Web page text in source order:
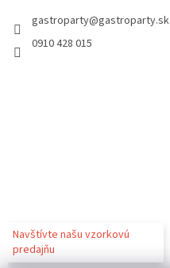
gastroparty@gastroparty.sk
0910 428 015
Navštívte našu vzorkovú
predajňu